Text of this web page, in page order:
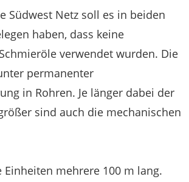
Südwest Netz soll es in beiden
haben, dass keine
verwendet wurden. Die
permanenter
in Rohren. Je länger dabei der
sind auch die mechanischen
Einheiten mehrere 100 m lang.